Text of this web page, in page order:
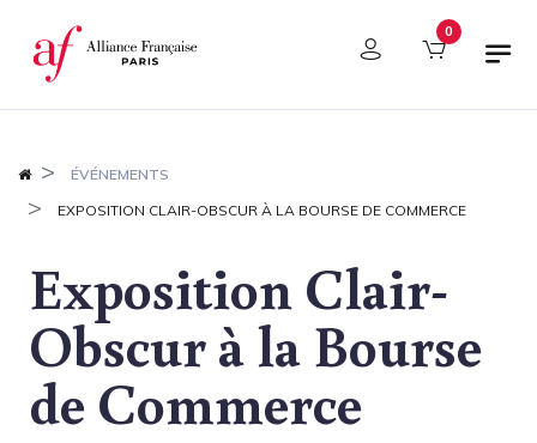
Panneau de gestion des cookies 0
ÉVÉNEMENTS
EXPOSITION CLAIR-OBSCUR À LA BOURSE DE COMMERCE
Exposition Clair-
Obscur à la Bourse
de Commerce